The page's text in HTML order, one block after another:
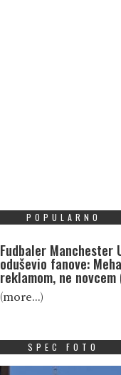
POPULARNO
Fudbaler Manchester
oduševio fanove:
reklamom, ne novcem
(more…)
SPEC FOTO